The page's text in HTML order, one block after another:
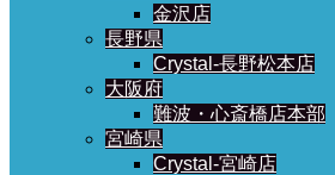
金沢店
長野県
Crystal-長野松本店
大阪府
難波・心斎橋店本部
宮崎県
Crystal-宮崎店